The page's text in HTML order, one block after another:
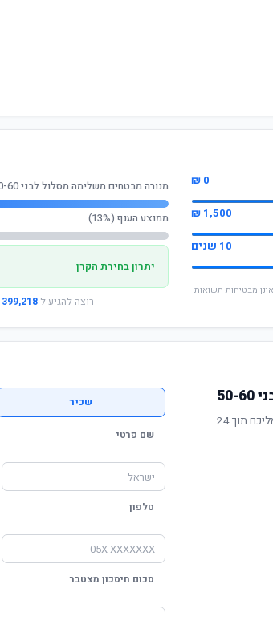
0 ₪
1,500 ₪
10 שנים
של 14.45%. תשואות עבר אינן מבטיחות תשואות
מנורה מבטחים משלימה מסלול לבני 50-60
ממוצע הענף (13%)
יתרון בחירת הקרן
רוצה להגיע ל-399,218 ₪
תשואה מוכחת, דמי ניהול תחרותיים ושירות מקצועי. נחזור אליכם תוך 24
שכיר
שם פרטי
טלפון
סכום חיסכון מצטבר